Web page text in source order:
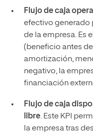
Flujo de caja
efectivo generado
de la empresa. Es
(beneficio antes
amortización,
negativo, la
financiación
Flujo de caja
libre. Este KPI
la empresa tras